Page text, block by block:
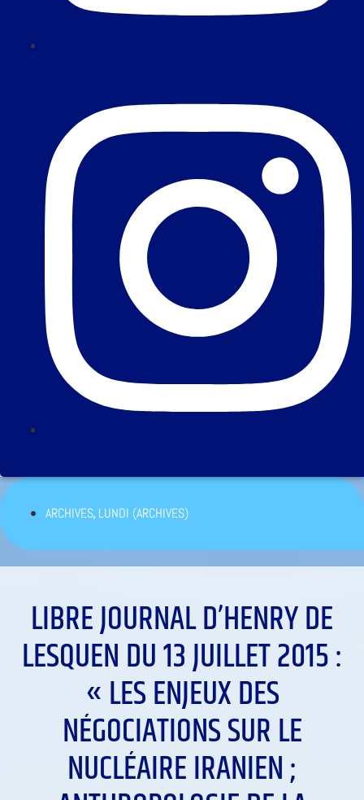
ARCHIVES,LUNDI (ARCHIVES)
LIBRE JOURNAL D’HENRY DE
LESQUEN DU 13 JUILLET 2015 :
« LES ENJEUX DES
NÉGOCIATIONS SUR LE
NUCLÉAIRE IRANIEN ;